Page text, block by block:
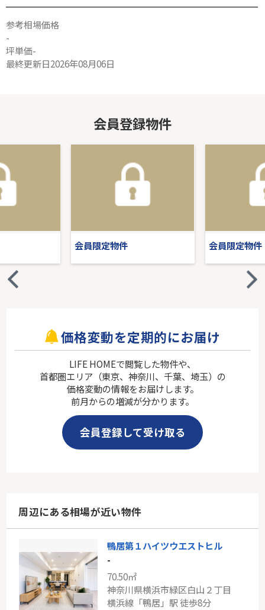
参考相場価格
-
坪単価-
最終更新日2026年08月06日
会員登録物件
会員限定物件 会員限定物件
価格変動を定期的にお届け
LIFE HOMEで閲覧した物件や、
首都圏エリア（東京、神奈川、千葉、埼玉）の
価格変動の情報をお届けします。
前月からの増減が分かります。
会員登録して受け取る
周辺にある相場が近い物件
鴨居第１ハイツウエストヒル
-
70.50㎡
神奈川県横浜市緑区白山２丁目
横浜線「鴨居」駅 徒歩8分